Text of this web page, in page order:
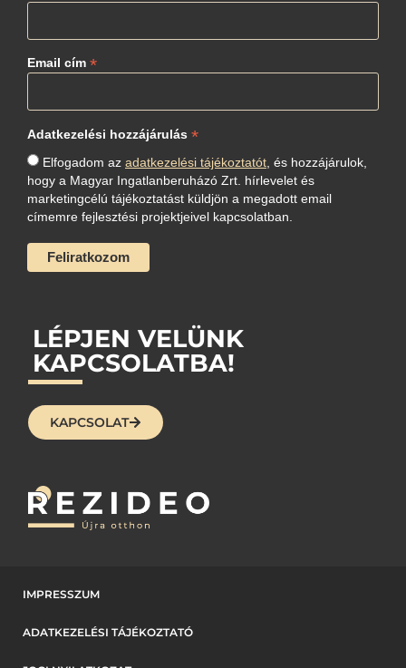
Email cím *
Adatkezelési hozzájárulás *
Elfogadom az adatkezelési tájékoztatót , és hozzájárulok,
hogy a Magyar Ingatlanberuházó Zrt. hírlevelet és
marketingcélú tájékoztatást küldjön a megadott email
címemre fejlesztési projektjeivel kapcsolatban.
LÉPJEN VELÜNK
KAPCSOLATBA!
KAPCSOLAT
IMPRESSZUM
ADATKEZELÉSI TÁJÉKOZTATÓ